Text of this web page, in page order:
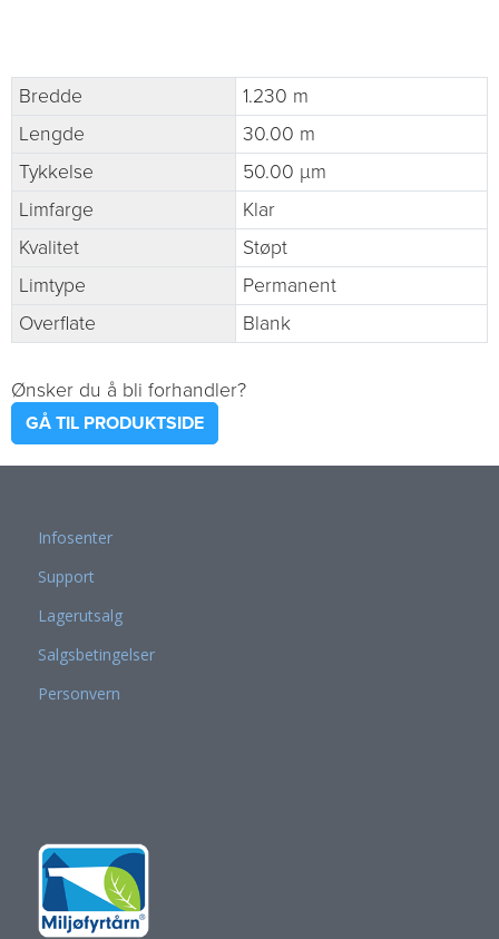
Bredde
1.230 m
Lengde
30.00 m
Tykkelse
50.00 µm
Limfarge
Klar
Kvalitet
Støpt
Limtype
Permanent
Overflate
Blank
Ønsker du å bli forhandler?
GÅ TIL PRODUKTSIDE
Infosenter
Support
Lagerutsalg
Salgsbetingelser
Personvern